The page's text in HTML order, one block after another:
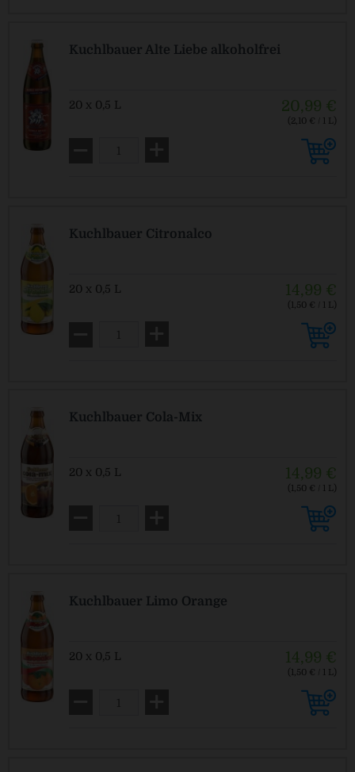
Kuchlbauer Alte Liebe alkoholfrei
20 x 0,5 L 20,99 €
(2,10 € / 1 L)
Kuchlbauer Citronalco
20 x 0,5 L 14,99 €
(1,50 € / 1 L)
Kuchlbauer Cola-Mix
20 x 0,5 L 14,99 €
(1,50 € / 1 L)
Kuchlbauer Limo Orange
20 x 0,5 L 14,99 €
(1,50 € / 1 L)